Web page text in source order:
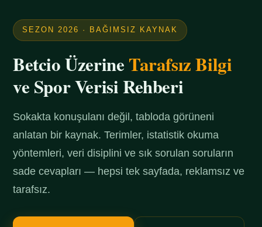
SEZON 2026 · BAĞIMSIZ KAYNAK
Betcio ÜzerineTarafsız Bilgi
ve Spor Verisi Rehberi
Sokakta konuşulanı değil, tabloda görüneni
anlatan bir kaynak. Terimler, istatistik okuma
yöntemleri, veri disiplini ve sık sorulan soruların
sade cevapları — hepsi tek sayfada, reklamsız ve
tarafsız.